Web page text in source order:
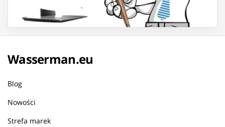
Wasserman.eu
Blog
Nowości
Strefa marek